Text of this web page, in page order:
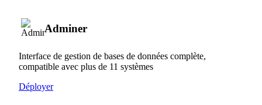
Adminer
Interface de gestion de bases de données complète,
compatible avec plus de 11 systèmes
Déployer